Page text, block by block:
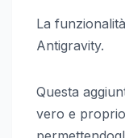
La
Antigravity.
Questa
vero e